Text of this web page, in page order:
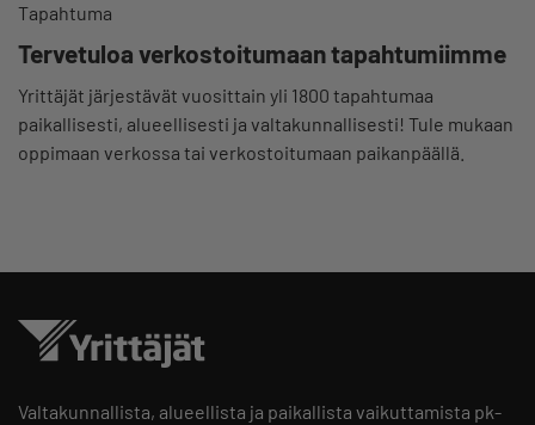
Tapahtuma
Tervetuloa verkostoitumaan tapahtumiimme
Yrittäjät järjestävät vuosittain yli 1800 tapahtumaa
paikallisesti, alueellisesti ja valtakunnallisesti! Tule mukaan
oppimaan verkossa tai verkostoitumaan paikanpäällä.
Valtakunnallista, alueellista ja paikallista vaikuttamista pk-